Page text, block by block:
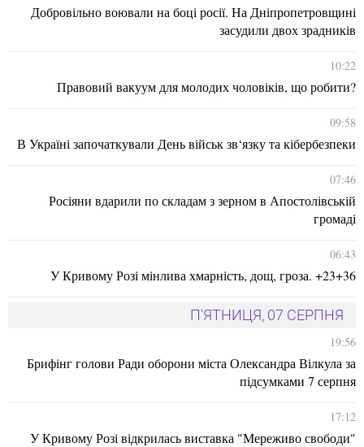
Добровільно воювали на боці росії. На Дніпропетровщині
засудили двох зрадників
10:22
Правовий вакуум для молодих чоловіків, що робити?
09:58
В Україні започаткували День військ зв‘язку та кібербезпеки
07:46
Росіяни вдарили по складам з зерном в Апостолівській
громаді
06:43
У Кривому Розі мінлива хмарність, дощ, гроза. +23+36
П'ЯТНИЦЯ, 07 СЕРПНЯ
19:56
Брифінг голови Ради оборони міста Олександра Вілкула за
підсумками 7 серпня
17:12
У Кривому Розі відкрилась виставка "Мереживо свободи"